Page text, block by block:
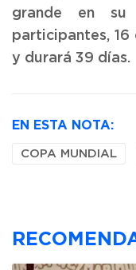
grande en su
participantes, 16
y durará 39 días.
EN ESTA NOTA:
COPA MUNDIAL